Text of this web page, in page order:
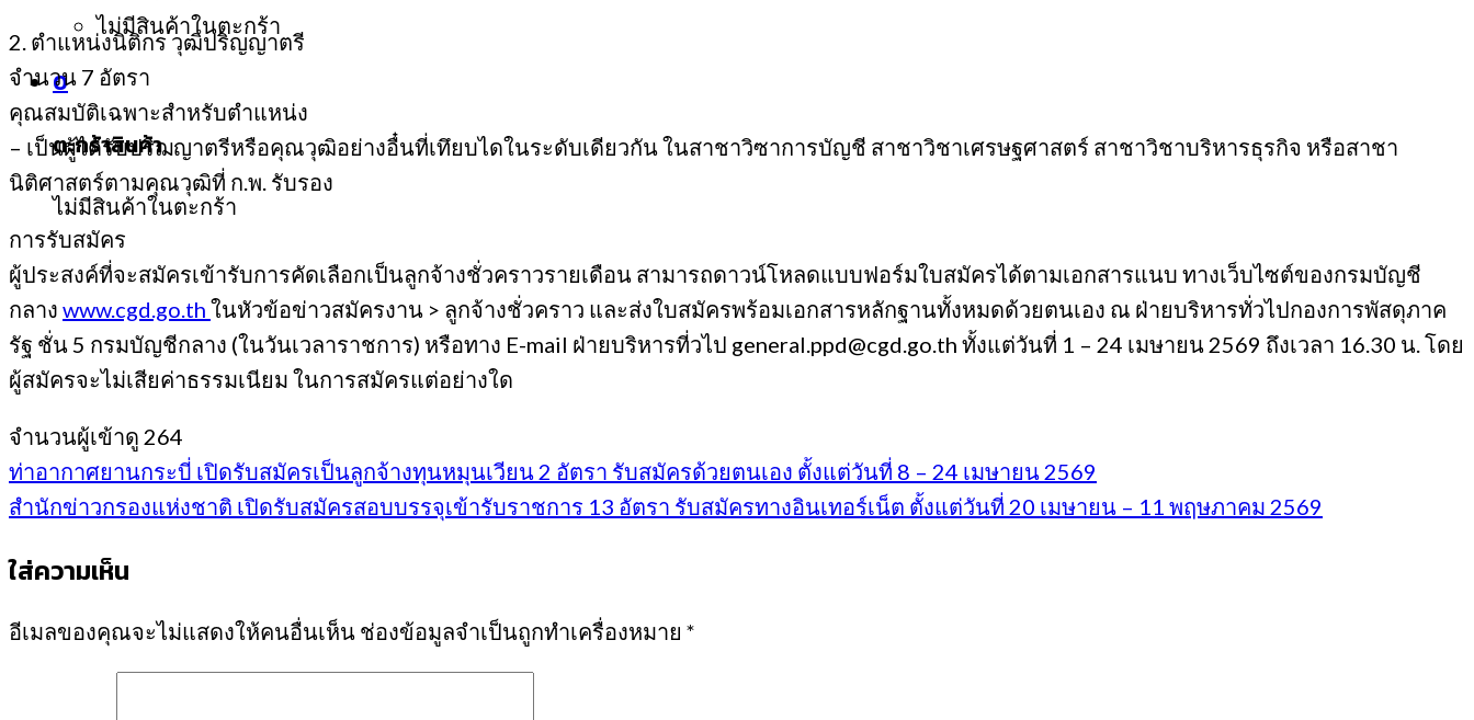
ไม่มีสินค้าในตะกร้า
0
ตะกร้าสินค้า
ไม่มีสินค้าในตะกร้า
2. ตำแหน่งนิติกร วุฒิปริญญาตรี
จำนวน 7 อัตรา
คุณสมบัติเฉพาะสำหรับตำแหน่ง
– เป็นผู้ได้รับปริฌญาตรีหรือคุณวุฒิอย่างอื๋นที่เทึยบไดในระดับเดียวกัน ในสาชาวิซาการบัญชี สาชาวิชาเศรษฐศาสตร์ สาชาวิชาบริหารธุรกิจ หรือสาชา
นิติศาสตร์ตามคุณวุฒิที่ ก.พ. รับรอง
การรับสมัคร
ผู้ประสงค์ที่จะสมัครเข้ารับการคัดเลือกเป็นลูกจ้างชั่วคราวรายเดือน สามารถดาวน์โหลดแบบฟอร์มใบสมัครได้ตามเอกสารแนบ ทางเว็บไซต์ของกรมบัญชี
กลาง www.cgd.go.th ในหัวข้อข่าวสมัครงาน > ลูกจ้างชั่วคราว และส่งใบสมัครพร้อมเอกสารหลักฐานทั้งหมดด้วยตนเอง ณ ฝ่ายบริหารทั่วไปกองการพัสดุภาค
รัฐ ชั่น 5 กรมบัญชีกลาง (ในวันเวลาราชการ) หรือทาง E-mail ฝ่ายบริหารที่วไป general.ppd@cgd.go.th ทั้งแต่วันที่ 1 – 24 เมษายน 2569 ถึงเวลา 16.30 น. โดย
ผู้สมัครจะไม่เสียค่าธรรมเนียม ในการสมัครแต่อย่างใด
จำนวนผู้เข้าดู 264
ท่าอากาศยานกระบี่ เปิดรับสมัครเป็นลูกจ้างทุนหมุนเวียน 2 อัตรา รับสมัครด้วยตนเอง ตั้งแต่วันที่ 8 – 24 เมษายน 2569
สำนักข่าวกรองแห่งชาติ เปิดรับสมัครสอบบรรจุเข้ารับราชการ 13 อัตรา รับสมัครทางอินเทอร์เน็ต ตั้งแต่วันที่ 20 เมษายน – 11 พฤษภาคม 2569
ใส่ความเห็น
อีเมลของคุณจะไม่แสดงให้คนอื่นเห็น ช่องข้อมูลจำเป็นถูกทำเครื่องหมาย *